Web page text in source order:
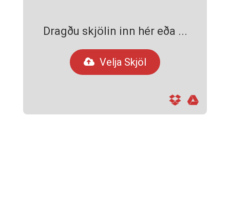
Dragðu skjölin inn hér eða ...
Velja Skjöl